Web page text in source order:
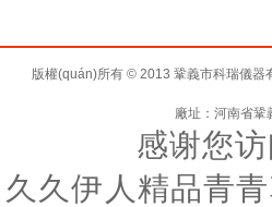
版權(quán)所有 © 2013 鞏義市科瑞儀
廠址：河南省
感谢您
久久伊人精品青